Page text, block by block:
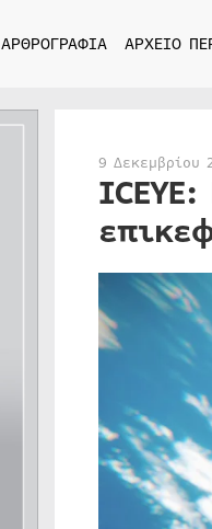
ΑΡΘΡΟΓΡΑΦΙΑ ΑΡΧΕΙΟ
9 Δεκεμβρίου